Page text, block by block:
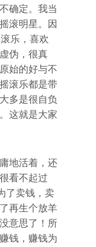
确定。我当
滚明星。因
乐，喜欢
伪，很真
始的好与不
滚乐都是带
多是很自负
这就是大家
地活着，还
看不起过
了卖钱，卖
再生个放羊
意思了！所
钱，赚钱为